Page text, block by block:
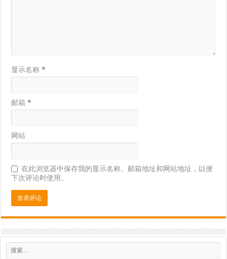
显示名称*
邮箱*
网站
在此浏览器中保存我的显示名称、邮箱地址和网站地址，以便
下次评论时使用。